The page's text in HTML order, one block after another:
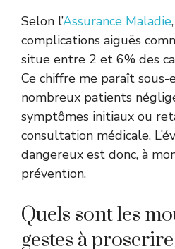
Selon l’Assurance Maladie
complications aiguës
situe entre 2 et 6% des
Ce chiffre me paraît sous-
nombreux patients
symptômes initiaux ou
consultation médicale.
dangereux est donc, à
prévention.
Quels sont les
gestes à